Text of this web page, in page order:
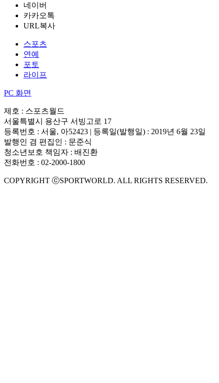
네이버
카카오톡
URL복사
스포츠
연예
포토
라이프
PC 화면
제호 : 스포츠월드
서울특별시 용산구 서빙고로 17
등록번호 : 서울, 아52423 | 등록일(발행일) : 2019년 6월 23일
발행인 겸 편집인 : 문준식
청소년보호 책임자 : 배진환
전화번호 : 02-2000-1800
COPYRIGHT ⓒSPORTWORLD. ALL RIGHTS RESERVED.